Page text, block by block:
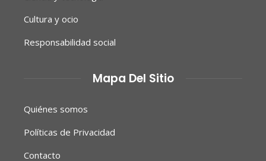
Cultura y ocio
Responsabilidad social
Mapa Del Sitio
Quiénes somos
Políticas de Privacidad
Contacto